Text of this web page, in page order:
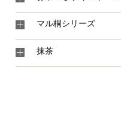
マル桐シリーズ
抹茶